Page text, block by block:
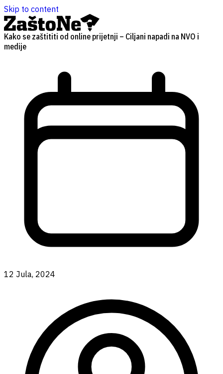
Skip to content
Kako se zaštititi od online prijetnji – Ciljani napadi na NVO i
medije
12 Jula, 2024